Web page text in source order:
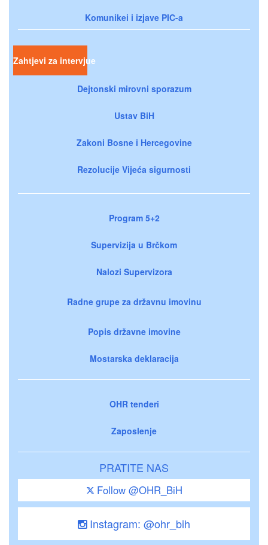
Komunikei i izjave PIC-a
Zahtjevi za intervjue
Dejtonski mirovni sporazum
Ustav BiH
Zakoni Bosne i Hercegovine
Rezolucije Vijeća sigurnosti
Program 5+2
Supervizija u Brčkom
Nalozi Supervizora
Radne grupe za državnu imovinu
Popis državne imovine
Mostarska deklaracija
OHR tenderi
Zaposlenje
PRATITE NAS
Follow @OHR_BiH
Instagram: @ohr_bih